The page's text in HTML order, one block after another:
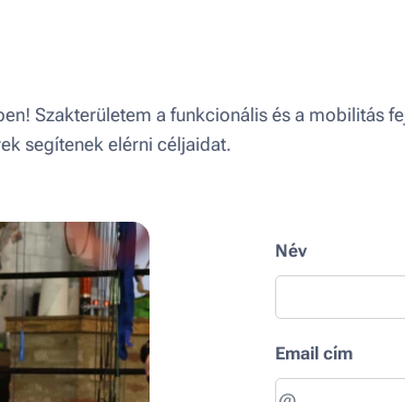
Szakterületem a funkcionális és a mobilitás
segítenek elérni céljaidat.
Név
Email cím